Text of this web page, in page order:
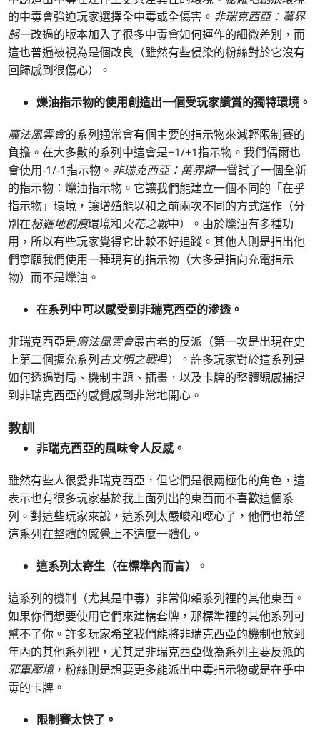
的中毒會強迫玩家選擇全中毒或全傷害。 非瑞克西亞：萬界
歸一改過的版本加入了很多中毒會如何運作的細微差別，而
這也普遍被視為是個改良（雖然有些侵染的粉絲對於它沒有
回歸感到很傷心）。
爍油指示物的使用創造出一個受玩家讚賞的獨特環境。
魔法風雲會的系列通常會有個主要的指示物來減輕限制賽的
負擔。在大多數的系列中這會是+1/+1指示物。我們偶爾也
會使用-1/-1指示物。 非瑞克西亞：萬界歸一嘗試了一個全新
的指示物：爍油指示物。它讓我們能建立一個不同的「在乎
指示物」環境，讓增殖能以和之前兩次不同的方式運作（分
別在秘羅地創痕環境和火花之戰中）。由於爍油有多種功
用，所以有些玩家覺得它比較不好追蹤。其他人則是指出他
們寧願我們使用一種現有的指示物（大多是指向充電指示
物）而不是爍油。
在系列中可以感受到非瑞克西亞的滲透。
非瑞克西亞是魔法風雲會最古老的反派（第一次是出現在史
上第二個擴充系列古文明之戰裡）。許多玩家對於這系列是
如何透過對局、機制主題、插畫，以及卡牌的整體觀感捕捉
到非瑞克西亞的感覺感到非常地開心。
教訓
非瑞克西亞的風味令人反感。
雖然有些人很愛非瑞克西亞，但它們是很兩極化的角色，這
表示也有很多玩家基於我上面列出的東西而不喜歡這個系
列。對這些玩家來說，這系列太嚴峻和噁心了，他們也希望
這系列在整體的感覺上不這麼一體化。
這系列太寄生（在標準內而言）。
這系列的機制（尤其是中毒）非常仰賴系列裡的其他東西。
如果你們想要使用它們來建構套牌，那標準裡的其他系列可
幫不了你。許多玩家希望我們能將非瑞克西亞的機制也放到
年內的其他系列裡，尤其是非瑞克西亞做為系列主要反派的
邪軍壓境，粉絲則是想要更多能派出中毒指示物或是在乎中
毒的卡牌。
限制賽太快了。